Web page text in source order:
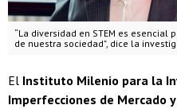
“La diversidad en STEM es
de nuestra sociedad", dice la
El Instituto Milenio para la
Imperfecciones de Mercado